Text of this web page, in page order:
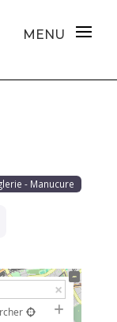
- Manucure